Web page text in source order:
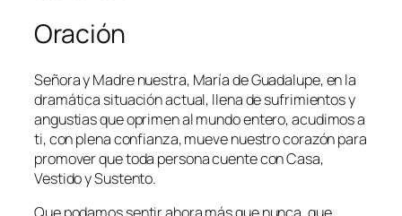
Oración
Señora y Madre nuestra, María de Guadalupe, en la
dramática situación actual, llena de sufrimientos y
angustias que oprimen al mundo entero, acudimos a
ti, con plena confianza, mueve nuestro corazón para
promover que toda persona cuente con Casa,
Vestido y Sustento.